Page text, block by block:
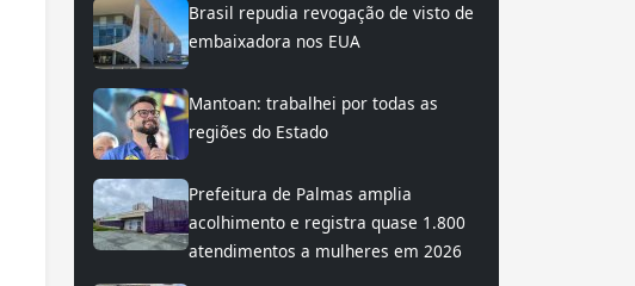
Brasil repudia revogação de visto de
embaixadora nos EUA
Mantoan: trabalhei por todas as
regiões do Estado
Prefeitura de Palmas amplia
acolhimento e registra quase 1.800
atendimentos a mulheres em 2026